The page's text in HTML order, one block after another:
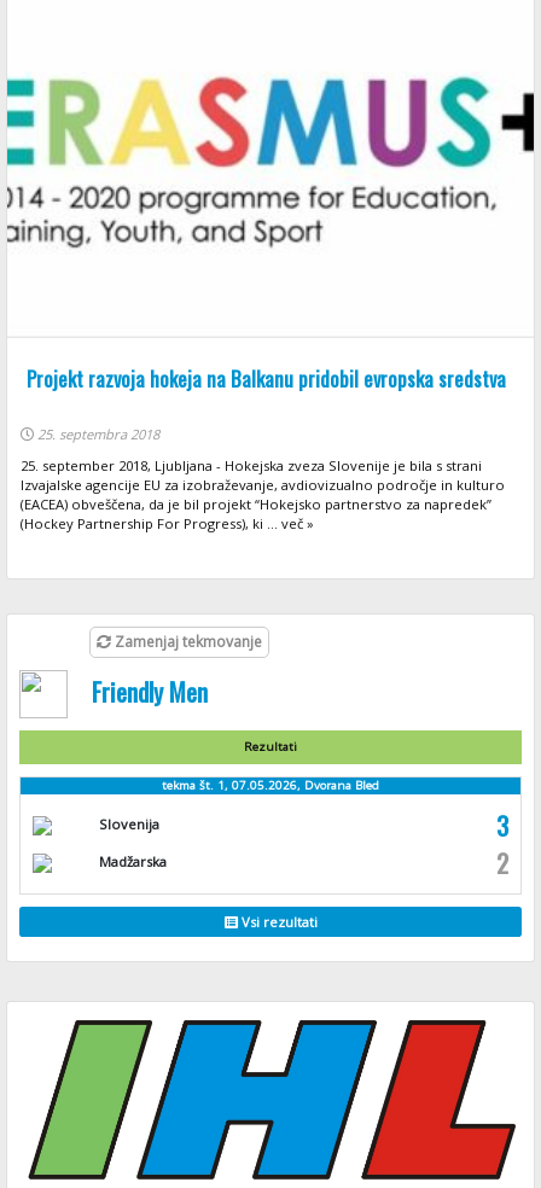
Projekt razvoja hokeja na Balkanu pridobil evropska sredstva
25. septembra 2018
25. september 2018, Ljubljana - Hokejska zveza Slovenije je bila s strani
Izvajalske agencije EU za izobraževanje, avdiovizualno področje in kulturo
(EACEA) obveščena, da je bil projekt “Hokejsko partnerstvo za napredek”
(Hockey Partnership For Progress), ki ... več »
Zamenjaj tekmovanje
Friendly Men
Rezultati
tekma št. 1, 07.05.2026, Dvorana Bled
Slovenija 3
Madžarska 2
Vsi rezultati